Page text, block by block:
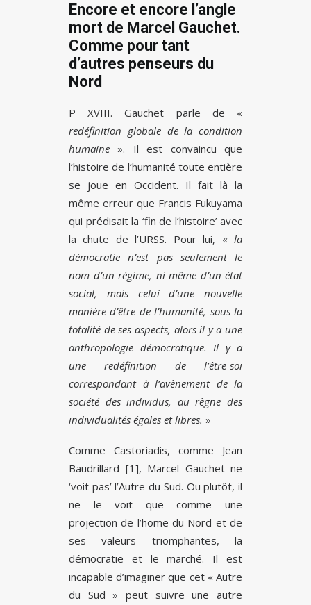
Encore et encore l’angle
mort de Marcel Gauchet.
Comme pour tant
d’autres penseurs du
Nord
P XVIII. Gauchet parle de «
redéfinition globale de la condition
humaine ». Il est convaincu que
l’histoire de l’humanité toute entière
se joue en Occident. Il fait là la
même erreur que Francis Fukuyama
qui prédisait la ‘fin de l’histoire’ avec
la chute de l’URSS. Pour lui, « la
démocratie n’est pas seulement le
nom d’un régime, ni même d’un état
social, mais celui d’une nouvelle
manière d’être de l’humanité, sous la
totalité de ses aspects, alors il y a une
anthropologie démocratique. Il y a
une redéfinition de l’être-soi
correspondant à l’avènement de la
société des individus, au règne des
individualités égales et libres. »
Comme Castoriadis, comme Jean
Baudrillard [1], Marcel Gauchet ne
‘voit pas’ l’Autre du Sud. Ou plutôt, il
ne le voit que comme une
projection de l’home du Nord et de
ses valeurs triomphantes, la
démocratie et le marché. Il est
incapable d’imaginer que cet « Autre
du Sud » peut suivre une autre